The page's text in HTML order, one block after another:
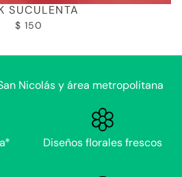
SUCULENTA
$ 150
Nicolás y área metropolitana
Diseños florales frescos